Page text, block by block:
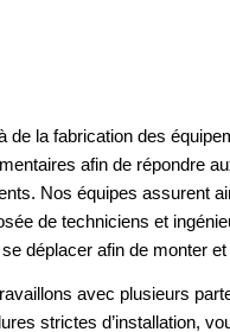
de la fabrication des
afin de répondre
Nos équipes assurent
de techniciens et
déplacer afin de monter
avec plusieurs
strictes d’installation,